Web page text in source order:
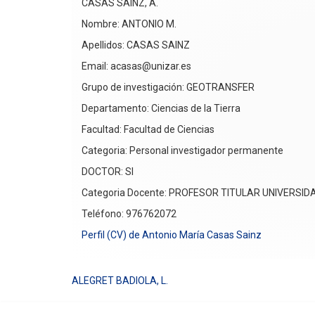
CASAS SAINZ, A.
Nombre: ANTONIO M.
Apellidos: CASAS SAINZ
Email: acasas@unizar.es
Grupo de investigación: GEOTRANSFER
Departamento: Ciencias de la Tierra
Facultad: Facultad de Ciencias
Categoria: Personal investigador permanente
DOCTOR: SI
Categoria Docente: PROFESOR TITULAR
Teléfono: 976762072
Perfil (CV) de Antonio María Casas Sainz
ALEGRET BADIOLA, L.